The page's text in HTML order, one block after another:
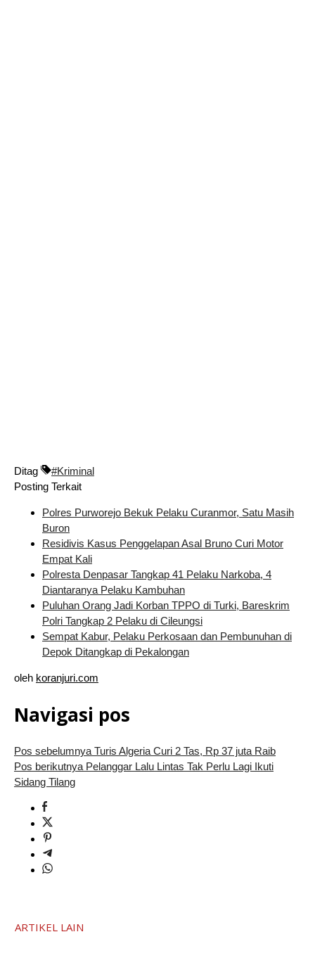
Ditag
#Kriminal
Posting Terkait
Polres Purworejo Bekuk Pelaku Curanmor, Satu Masih
Buron
Residivis Kasus Penggelapan Asal Bruno Curi Motor
Empat Kali
Polresta Denpasar Tangkap 41 Pelaku Narkoba, 4
Diantaranya Pelaku Kambuhan
Puluhan Orang Jadi Korban TPPO di Turki, Bareskrim
Polri Tangkap 2 Pelaku di Cileungsi
Sempat Kabur, Pelaku Perkosaan dan Pembunuhan di
Depok Ditangkap di Pekalongan
oleh koranjuri.com
Navigasi pos
Pos sebelumnyaTuris Algeria Curi 2 Tas, Rp 37 juta Raib
Pos berikutnyaPelanggar Lalu Lintas Tak Perlu Lagi Ikuti
Sidang Tilang
ARTIKEL LAIN